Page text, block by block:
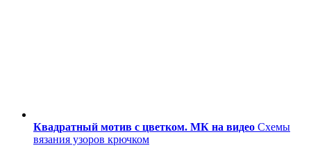
Квадратный мотив с цветком. МК на видео Схемы
вязания узоров крючком